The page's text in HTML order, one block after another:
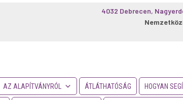
4032 Debrecen,
AZ ALAPÍTVÁNYRÓL ÁTLÁTHATÓSÁG HOGYAN